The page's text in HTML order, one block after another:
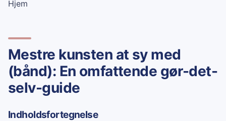
Hjem
Mestre kunsten at sy med
(bånd): En omfattende gør-det-
selv-guide
Indholdsfortegnelse